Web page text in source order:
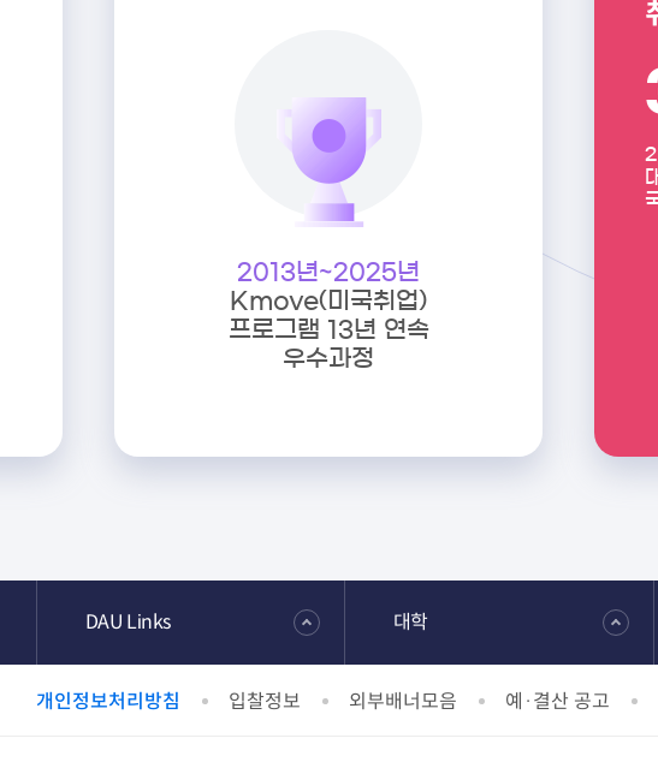
2023년 전체 취업자(KEDI 기준)
대기업, 중견기업, 공기업,
개인정보처리방침 입찰정보 외부배너모음 예·결산 공고
DAU Links 대학